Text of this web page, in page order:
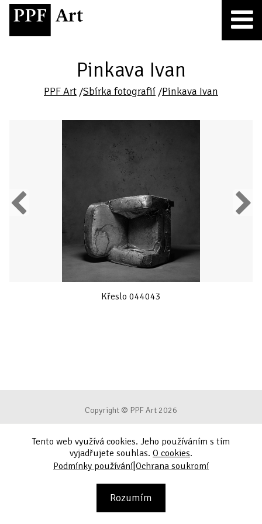
Pinkava Ivan
PPF Art /Sbírka fotografií /Pinkava Ivan
Previous
Křeslo 044043
Next
Copyright © PPF Art 2026
Podmínky používání
Ochrana soukromí
Tento web využívá cookies. Jeho používáním s tím
vyjadřujete souhlas. O cookies.
Podmínky používání|Ochrana soukromí
Rozumím